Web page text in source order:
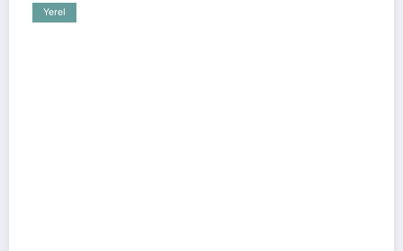
Yerel